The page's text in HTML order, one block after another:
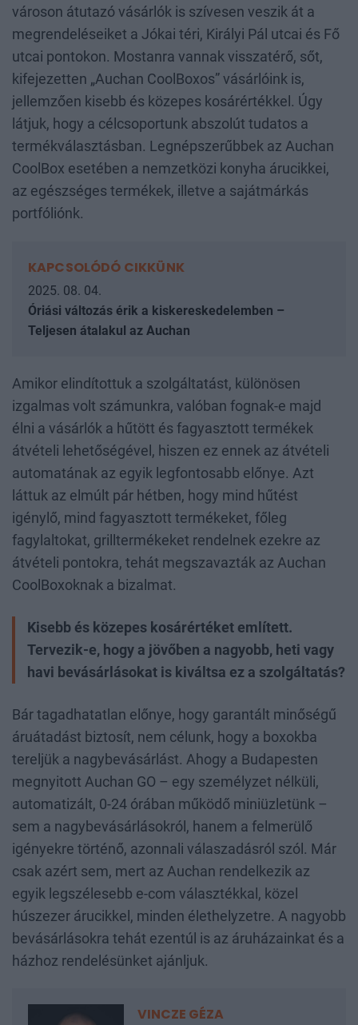
városon átutazó vásárlók is szívesen veszik át a
megrendeléseiket a Jókai téri, Királyi Pál utcai és Fő
utcai pontokon. Mostanra vannak visszatérő, sőt,
kifejezetten „Auchan CoolBoxos” vásárlóink is,
jellemzően kisebb és közepes kosárértékkel. Úgy
látjuk, hogy a célcsoportunk abszolút tudatos a
termékválasztásban. Legnépszerűbbek az Auchan
CoolBox esetében a nemzetközi konyha árucikkei,
az egészséges termékek, illetve a sajátmárkás
portfóliónk.
KAPCSOLÓDÓ CIKKÜNK
2025. 08. 04.
Óriási változás érik a kiskereskedelemben –
Teljesen átalakul az Auchan
Amikor elindítottuk a szolgáltatást, különösen
izgalmas volt számunkra, valóban fognak-e majd
élni a vásárlók a hűtött és fagyasztott termékek
átvételi lehetőségével, hiszen ez ennek az átvételi
automatának az egyik legfontosabb előnye. Azt
láttuk az elmúlt pár hétben, hogy mind hűtést
igénylő, mind fagyasztott termékeket, főleg
fagylaltokat, grilltermékeket rendelnek ezekre az
átvételi pontokra, tehát megszavazták az Auchan
CoolBoxoknak a bizalmat.
Kisebb és közepes kosárértéket említett.
Tervezik-e, hogy a jövőben a nagyobb, heti vagy
havi bevásárlásokat is kiváltsa ez a szolgáltatás?
Bár tagadhatatlan előnye, hogy garantált minőségű
áruátadást biztosít, nem célunk, hogy a boxokba
tereljük a nagybevásárlást. Ahogy a Budapesten
megnyitott Auchan GO – egy személyzet nélküli,
automatizált, 0-24 órában működő miniüzletünk –
sem a nagybevásárlásokról, hanem a felmerülő
igényekre történő, azonnali válaszadásról szól. Már
csak azért sem, mert az Auchan rendelkezik az
egyik legszélesebb e-com választékkal, közel
húszezer árucikkel, minden élethelyzetre. A nagyobb
bevásárlásokra tehát ezentúl is az áruházainkat és a
házhoz rendelésünket ajánljuk.
VINCZE GÉZA